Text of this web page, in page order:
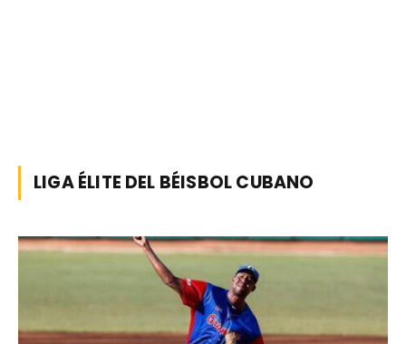
LIGA ÉLITE DEL BÉISBOL CUBANO